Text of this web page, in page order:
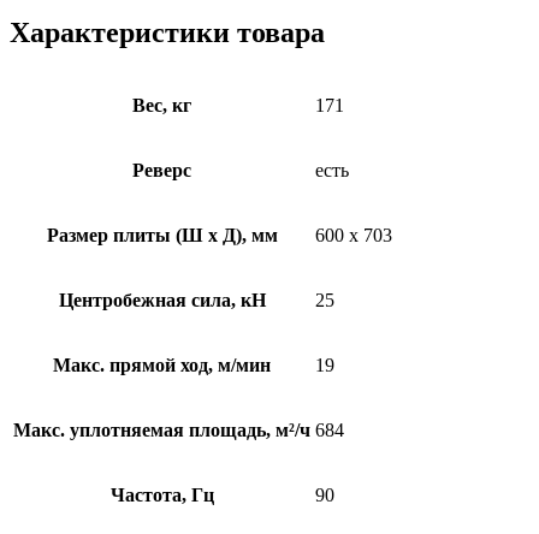
Характеристики товара
Вес, кг 171
Реверс есть
Размер плиты (Ш х Д), мм 600 х 703
Центробежная сила, кН 25
Макс. прямой ход, м/мин 19
Макс. уплотняемая площадь, м²/ч 684
Частота, Гц 90